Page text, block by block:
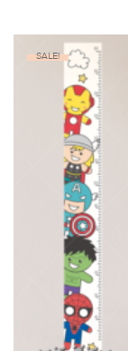
SALE!